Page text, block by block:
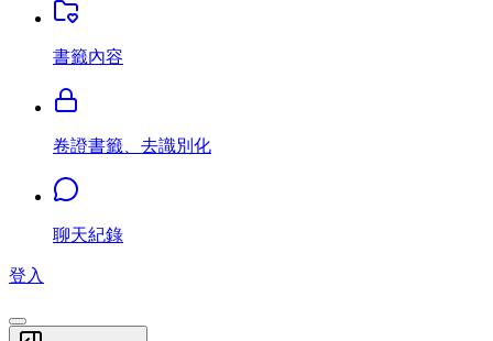
書籤內容
卷證書籤、去識別化
聊天紀錄
登入